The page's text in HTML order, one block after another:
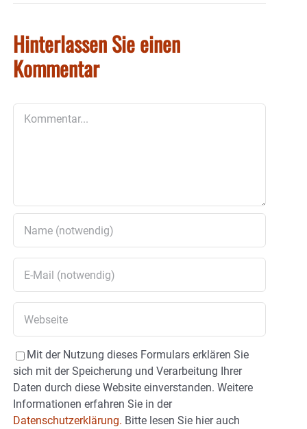
Hinterlassen Sie einen
Kommentar
Mit der Nutzung dieses Formulars erklären Sie
sich mit der Speicherung und Verarbeitung Ihrer
Daten durch diese Website einverstanden. Weitere
Informationen erfahren Sie in der
Datenschutzerklärung. Bitte lesen Sie hier auch